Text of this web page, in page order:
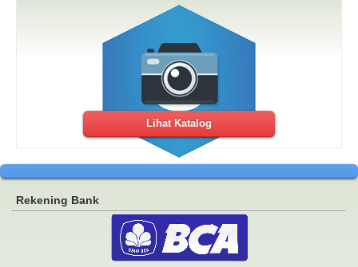
Lihat Katalog
Rekening Bank